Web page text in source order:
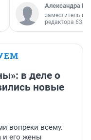
Александра
заместитель
редактора 63.RU
в деле о
новые
вопреки всему.
и его жены